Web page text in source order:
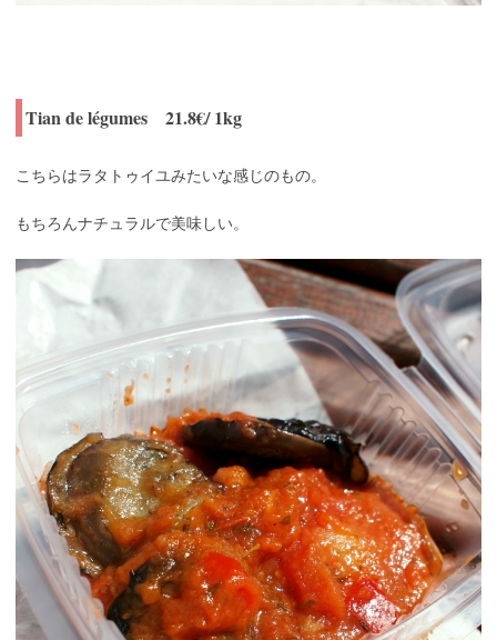
Tian de légumes 21.8€/ 1kg
こちらはラタトゥイユみたいな感じのもの。
もちろんナチュラルで美味しい。